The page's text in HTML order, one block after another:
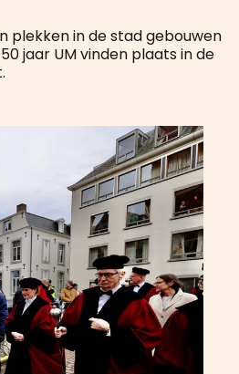
plekken in de stad gebouwen
jaar UM vinden plaats in de